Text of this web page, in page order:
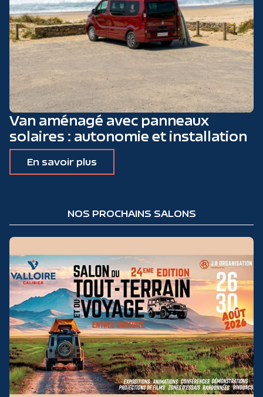
Van aménagé avec panneaux
solaires : autonomie et installation
En savoir plus
NOS PROCHAINS SALONS